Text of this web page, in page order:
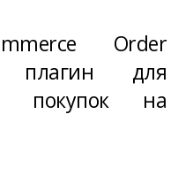
Order
для
покупок на